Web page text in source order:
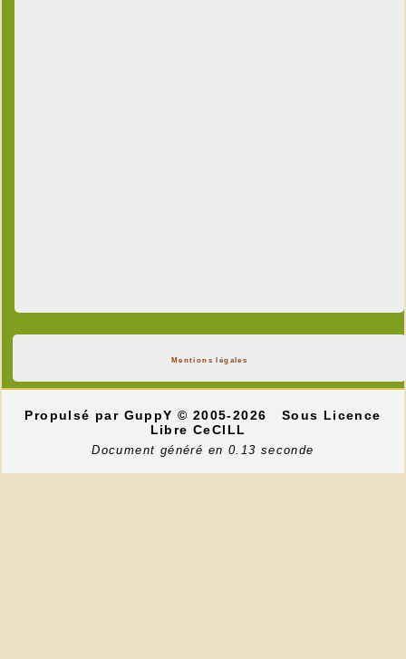
Mentions légales
Propulsé par GuppY© 2005-2026
Sous Licence
Libre CeCILL
Document généré en 0.13 seconde